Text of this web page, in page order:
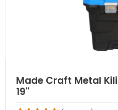
Made Craft Metal
19''